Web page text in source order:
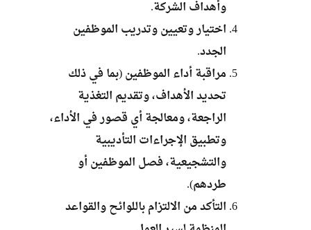
وأهداف الشركة.
اختيار وتعيين وتدريب الموظفين
الجدد.
مراقبة أداء الموظفين (بما في ذلك
تحديد الأهداف، وتقديم التغذية
الراجعة، ومعالجة أي قصور في الأداء،
وتطبيق الإجراءات التأديبية
والتشجيعية، فصل الموظفين أو
طردهم).
التأكد من الالتزام باللوائح والقواعد